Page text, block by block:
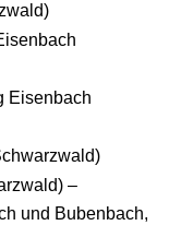
Eisenbach
–
und Bubenbach,